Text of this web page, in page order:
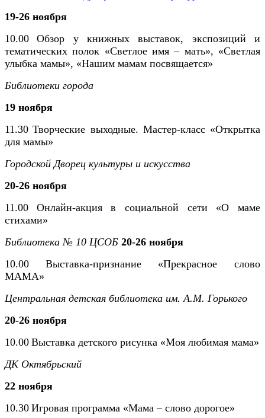
19-26 ноября
10.00
Обзор у книжных выставок, экспозиций и
тематических полок «Светлое имя – мать», «Светлая
улыбка мамы», «Нашим мамам посвящается»
Библиотеки города
19 ноября
11.30 Творческие выходные. Мастер-класс «Открытка
для мамы»
Городской Дворец культуры и искусства
20-26 ноября
11.00
Онлайн-акция в социальной сети «О маме
стихами»
Библиотека № 10 ЦСОБ 20-26 ноября
10.00
Выставка-признание «Прекрасное слово
МАМА»
Центральная детская библиотека им. А.М. Горького
20-26 ноября
10.00 Выставка детского рисунка «Моя любимая мама»
ДК Октябрьский
22 ноября
10.30 Игровая программа «Мама – слово дорогое»